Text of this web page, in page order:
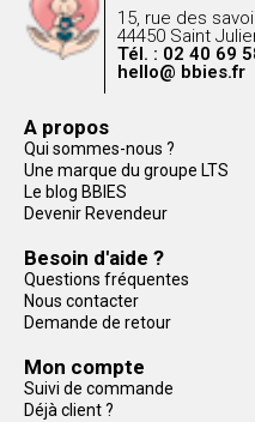
15, rue des
44450 Saint
Tél. : 02 40 69
hello@ bbies.fr
A propos
Qui sommes-nous ?
Une marque du groupe LTS
Le blog BBIES
Devenir Revendeur
Besoin d'aide ?
Questions fréquentes
Nous contacter
Demande de retour
Mon compte
Suivi de commande
Déjà client ?